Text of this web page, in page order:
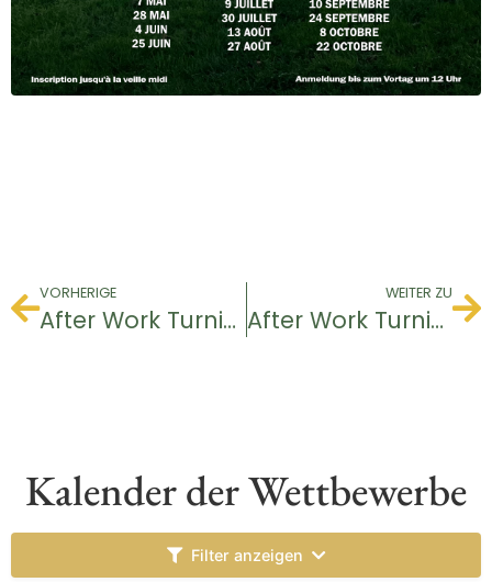
VORHERIGE
After Work Turnier
WEITER ZU
After Work Turnier
Kalender der Wettbewerbe
Filter anzeigen